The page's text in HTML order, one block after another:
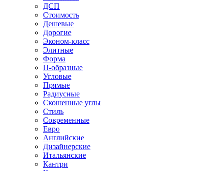
ДСП
Стоимость
Дешевые
Дорогие
Эконом-класс
Элитные
Форма
П-образные
Угловые
Прямые
Радиусные
Скошенные углы
Стиль
Современные
Евро
Английские
Дизайнерские
Итальянские
Кантри